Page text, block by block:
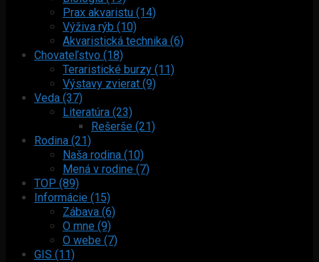
Prax akvaristu (14)
Výživa rýb (10)
Akvaristická technika (6)
Chovateľstvo (18)
Teraristické burzy (11)
Výstavy zvierat (9)
Veda (37)
Literatúra (23)
Rešerše (21)
Rodina (21)
Naša rodina (10)
Mená v rodine (7)
TOP (89)
Informácie (15)
Zábava (6)
O mne (9)
O webe (7)
GIS (11)